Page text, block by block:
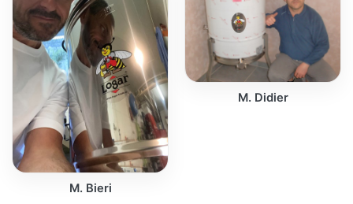
M. Bieri
M. Didier